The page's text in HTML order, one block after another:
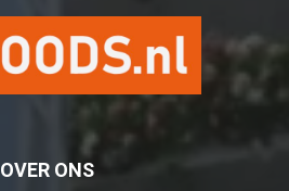
OVER ONS